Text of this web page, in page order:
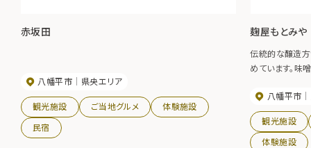
赤坂田
八幡平市 県央エリア
観光施設 ご当地グルメ
体験施設
民宿
麹屋もとみや
伝統的な醸造
めています。味
八幡平市
観光施設
体験施設